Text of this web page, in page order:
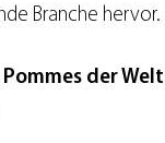
Branche hervor.
der